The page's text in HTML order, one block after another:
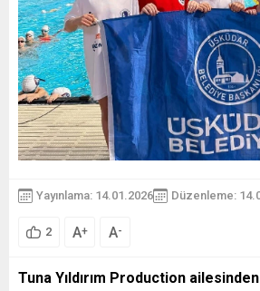
Yayınlama: 14.01.2026 Düzenleme:
2 A+ A-
Tuna Yıldırım Production